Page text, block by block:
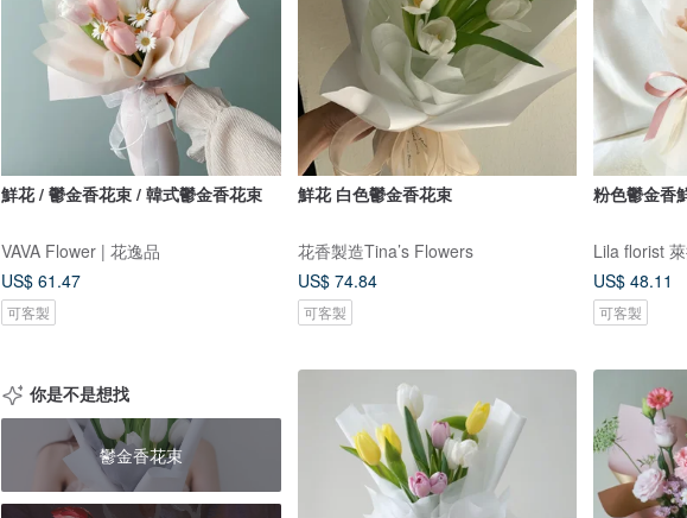
鮮花 / 鬱金香花束 / 韓式鬱金香花束
VAVA Flower | 花逸品
US$ 61.47
可客製
鮮花 白色鬱金香花束
花香製造Tina’s Flowers
US$ 74.84
可客製
Lila florist
US$ 48.11
可客製
你是不是想找
鬱金香花束